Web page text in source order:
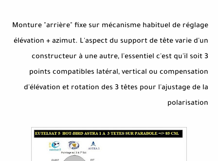
Monture "arrière" fixe sur mécanisme habituel de réglage
élévation + azimut. L'aspect du support de tête varie d'un
constructeur à une autre, l'essentiel c'est qu'il soit 3
points compatibles latéral, vertical ou compensation
d'élévation et rotation des 3 têtes pour l'ajustage de la
polarisation